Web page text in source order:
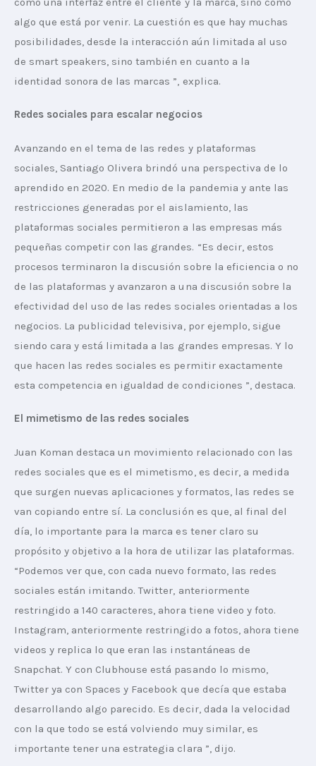
algo que está por venir. La cuestión es que hay muchas
posibilidades, desde la interacción aún limitada al uso
de smart speakers, sino también en cuanto a la
identidad sonora de las marcas ”, explica.
Redes sociales para escalar negocios
Avanzando en el tema de las redes y plataformas
sociales, Santiago Olivera brindó una perspectiva de lo
aprendido en 2020. En medio de la pandemia y ante las
restricciones generadas por el aislamiento, las
plataformas sociales permitieron a las empresas más
pequeñas competir con las grandes. “Es decir, estos
procesos terminaron la discusión sobre la eficiencia o no
de las plataformas y avanzaron a una discusión sobre la
efectividad del uso de las redes sociales orientadas a los
negocios. La publicidad televisiva, por ejemplo, sigue
siendo cara y está limitada a las grandes empresas. Y lo
que hacen las redes sociales es permitir exactamente
esta competencia en igualdad de condiciones ”, destaca.
El mimetismo de las redes sociales
Juan Koman destaca un movimiento relacionado con las
redes sociales que es el mimetismo, es decir, a medida
que surgen nuevas aplicaciones y formatos, las redes se
van copiando entre sí. La conclusión es que, al final del
día, lo importante para la marca es tener claro su
propósito y objetivo a la hora de utilizar las plataformas.
“Podemos ver que, con cada nuevo formato, las redes
sociales están imitando. Twitter, anteriormente
restringido a 140 caracteres, ahora tiene video y foto.
Instagram, anteriormente restringido a fotos, ahora tiene
videos y replica lo que eran las instantáneas de
Snapchat. Y con Clubhouse está pasando lo mismo,
Twitter ya con Spaces y Facebook que decía que estaba
desarrollando algo parecido. Es decir, dada la velocidad
con la que todo se está volviendo muy similar, es
importante tener una estrategia clara ”, dijo.